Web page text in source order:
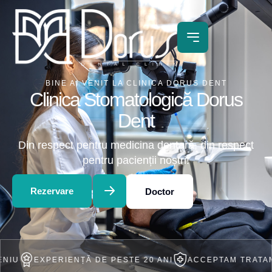
BINE AI VENIT LA CLINICA DORUS DENT
Clinica Stomatologică Dorus
Dent
Din respect pentru medicina dentară, din respect
pentru pacienții noștri!
Rezervare Doctor
DE PESTE 20 ANI ACCEPTAM TRATAMENT IN